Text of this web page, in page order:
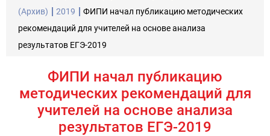
(Архив)
2019
ФИПИ начал публикацию методических
рекомендаций для учителей на основе анализа
результатов ЕГЭ-2019
ФИПИ начал публикацию
методических рекомендаций для
учителей на основе анализа
результатов ЕГЭ-2019